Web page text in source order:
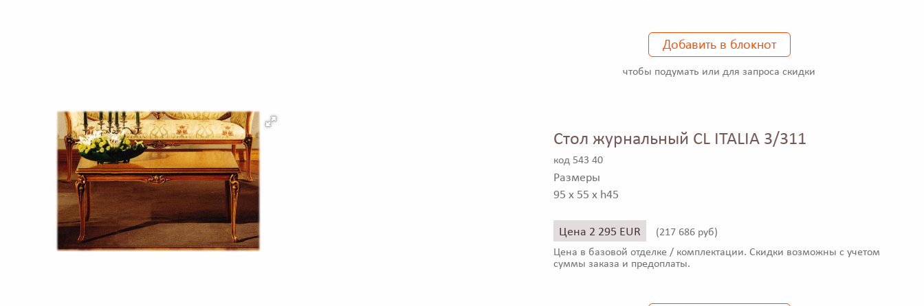
Добавить в блокнот
чтобы подумать или для запроса скидки
Стол журнальный CL ITALIA 3/311
код 543 40
Размеры
95 x 55 x h45
Цена 2 295 EUR (217 686 руб)
Цена в базовой отделке / комплектации. Скидки возможны с учетом
суммы заказа и предоплаты.